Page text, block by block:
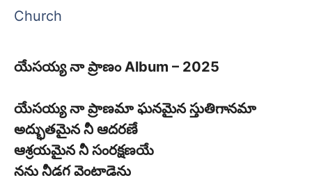
Church
యేసయ్య నా ప్రాణం Album – 2025
యేసయ్య నా ప్రాణమా ఘనమైన స్తుతిగానమా
అద్భుతమైన నీ ఆదరణే
ఆశ్రయమైన నీ సంరక్షణయే
నను నీడగ వెంటాడెను